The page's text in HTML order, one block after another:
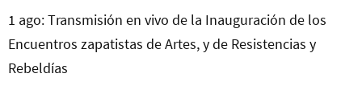
1 ago: Transmisión en vivo de la Inauguración de los
Encuentros zapatistas de Artes, y de Resistencias y
Rebeldías